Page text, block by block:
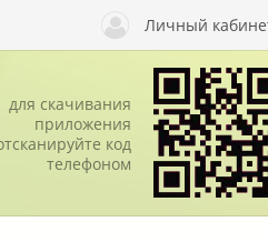
для скачивания
приложения
код
телефоном
Личный